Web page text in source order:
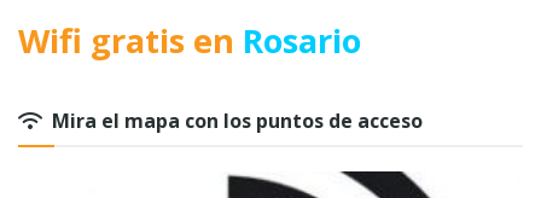
Wifi gratis en Rosario
Mira el mapa con los puntos de acceso